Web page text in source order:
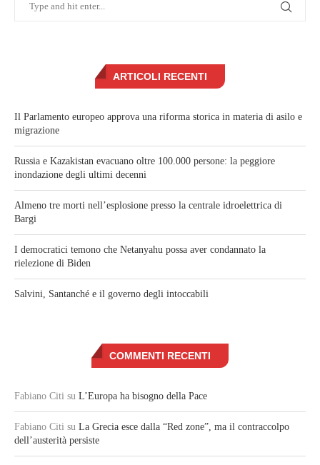
ARTICOLI RECENTI
Il Parlamento europeo approva una riforma storica in materia di asilo e
migrazione
Russia e Kazakistan evacuano oltre 100.000 persone: la peggiore
inondazione degli ultimi decenni
Almeno tre morti nell’esplosione presso la centrale idroelettrica di
Bargi
I democratici temono che Netanyahu possa aver condannato la
rielezione di Biden
Salvini, Santanché e il governo degli intoccabili
COMMENTI RECENTI
Fabiano Citi su L’Europa ha bisogno della Pace
Fabiano Citi su La Grecia esce dalla “Red zone”, ma il contraccolpo
dell’austerità persiste